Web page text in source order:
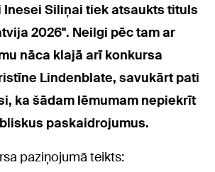
Siliņai tiek atsaukts tituls
2026". Neilgi pēc tam ar
nāca klajā arī konkursa
Lindenblate, savukārt pati
ka šādam lēmumam nepiekrīt
paskaidrojumus.
paziņojumā teikts: